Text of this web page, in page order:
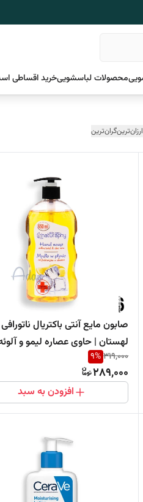
محصولات لباسشوییخرید اقساطی
ارزان‌ترینگران‌ترین
صابون مایع آنتی باکتریال ناتورافی
لهستان | حاوی عصاره لیمو و
319,000
9%
289,000
افزودن به سبد